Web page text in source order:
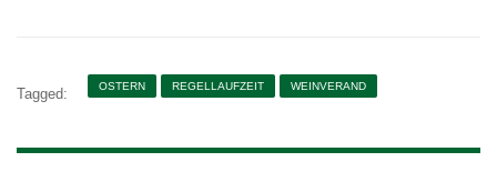
Tagged: OSTERN REGELLAUFZEIT WEINVERAND